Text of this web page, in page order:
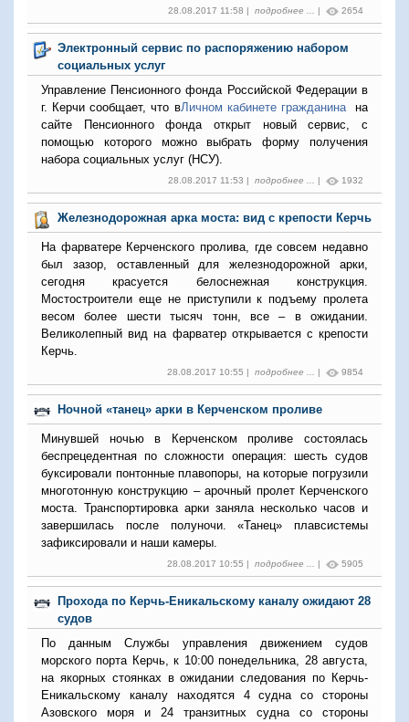
28.08.2017 11:58 | подробнее ... | 2654
Электронный сервис по распоряжению набором
социальных услуг
Управление Пенсионного фонда Российской Федерации в
г. Керчи сообщает, что вЛичном кабинете гражданинана
сайте Пенсионного фонда открыт новый сервис, с
помощью которого можно выбрать форму получения
набора социальных услуг (НСУ).
28.08.2017 11:53 | подробнее ... | 1932
Железнодорожная арка моста: вид с крепости Керчь
На фарватере Керченского пролива, где совсем недавно
был зазор, оставленный для железнодорожной арки,
сегодня красуется белоснежная конструкция.
Мостостроители еще не приступили к подъему пролета
весом более шести тысяч тонн, все – в ожидании.
Великолепный вид на фарватер открывается с крепости
Керчь.
28.08.2017 10:55 | подробнее ... | 9854
Ночной «танец» арки в Керченском проливе
Минувшей ночью в Керченском проливе состоялась
беспрецедентная по сложности операция: шесть судов
буксировали понтонные плавопоры, на которые погрузили
многотонную конструкцию – арочный пролет Керченского
моста. Транспортировка арки заняла несколько часов и
завершилась после полуночи. «Танец» плавсистемы
зафиксировали и наши камеры.
28.08.2017 10:55 | подробнее ... | 5905
Прохода по Керчь-Еникальскому каналу ожидают 28
судов
По данным Службы управления движением судов
морского порта Керчь, к 10:00 понедельника, 28 августа,
на якорных стоянках в ожидании следования по Керчь-
Еникальскому каналу находятся 4 судна со стороны
Азовского моря и 24 транзитных судна со стороны